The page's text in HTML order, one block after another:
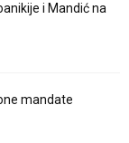
i Mandić na
mandate